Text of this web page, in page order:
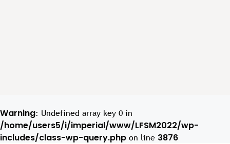
Warning: Undefined array key 0 in
/home/users5/i/imperial/www/LFSM2022/wp-
includes/class-wp-query.php on line 3876